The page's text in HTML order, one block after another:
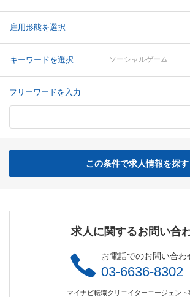
雇用形態を選択
キーワードを選択 ソーシャルゲーム
フリーワードを入力
この条件で求人情報を探す
求人に関するお問い合
お電話でのお問い合わ
03-6636-8302
マイナビ転職クリエイターエージェント